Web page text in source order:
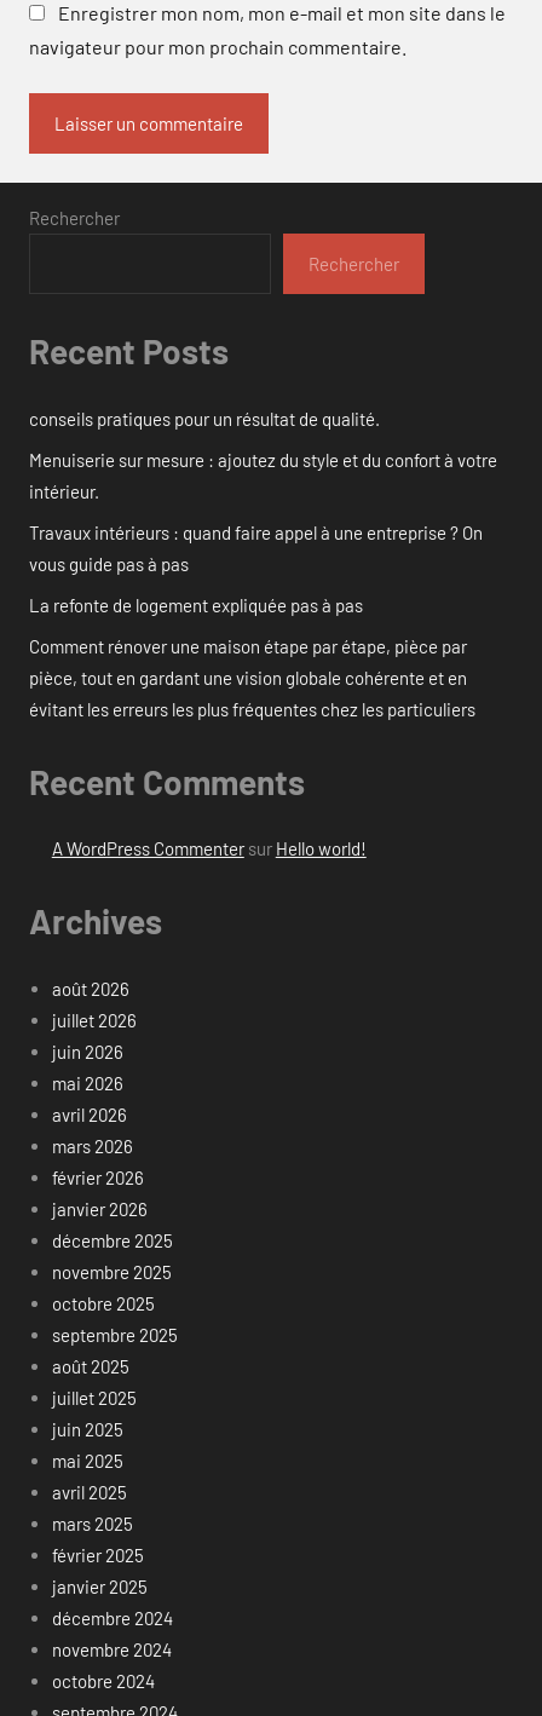
Enregistrer mon nom, mon e-mail et mon site dans le
navigateur pour mon prochain commentaire.
Rechercher
Rechercher
Recent Posts
conseils pratiques pour un résultat de qualité.
Menuiserie sur mesure : ajoutez du style et du confort à votre
intérieur.
Travaux intérieurs : quand faire appel à une entreprise ? On
vous guide pas à pas
La refonte de logement expliquée pas à pas
Comment rénover une maison étape par étape, pièce par
pièce, tout en gardant une vision globale cohérente et en
évitant les erreurs les plus fréquentes chez les particuliers
Recent Comments
A WordPress Commentersur Hello world!
Archives
août 2026
juillet 2026
juin 2026
mai 2026
avril 2026
mars 2026
février 2026
janvier 2026
décembre 2025
novembre 2025
octobre 2025
septembre 2025
août 2025
juillet 2025
juin 2025
mai 2025
avril 2025
mars 2025
février 2025
janvier 2025
décembre 2024
novembre 2024
octobre 2024